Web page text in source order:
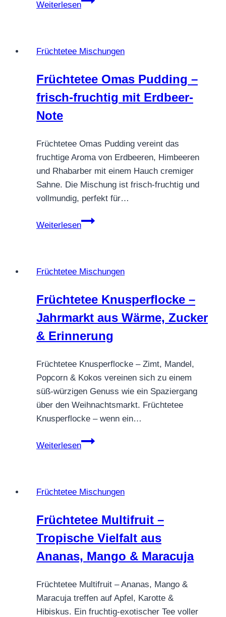
Weiterlesen
Früchtetee Mischungen
Früchtetee Omas Pudding –
frisch-fruchtig mit Erdbeer-
Note
Früchtetee Omas Pudding vereint das
fruchtige Aroma von Erdbeeren, Himbeeren
und Rhabarber mit einem Hauch cremiger
Sahne. Die Mischung ist frisch-fruchtig und
vollmundig, perfekt für…
Weiterlesen
Früchtetee
frisch-
mit
Erdbeer-
Früchtetee Mischungen
Früchtetee Knusperflocke –
Jahrmarkt aus Wärme, Zucker
& Erinnerung
Früchtetee Knusperflocke – Zimt, Mandel,
Popcorn & Kokos vereinen sich zu einem
süß-würzigen Genuss wie ein Spaziergang
über den Weihnachtsmarkt. Früchtetee
Knusperflocke – wenn ein…
Weiterlesen
Früchtetee
aus
Zucker
&
Früchtetee Mischungen
Früchtetee Multifruit –
Tropische Vielfalt aus
Ananas, Mango & Maracuja
Früchtetee Multifruit – Ananas, Mango &
Maracuja treffen auf Apfel, Karotte &
Hibiskus. Ein fruchtig-exotischer Tee voller